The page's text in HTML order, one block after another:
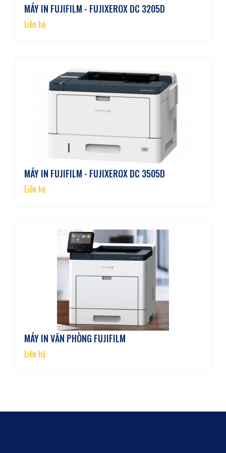
MÁY IN FUJIFILM - FUJIXEROX DC 3205D
Liên hệ
MÁY IN FUJIFILM - FUJIXEROX DC 3505D
Liên hệ
MÁY IN VĂN PHÒNG FUJIFILM
Liên hệ